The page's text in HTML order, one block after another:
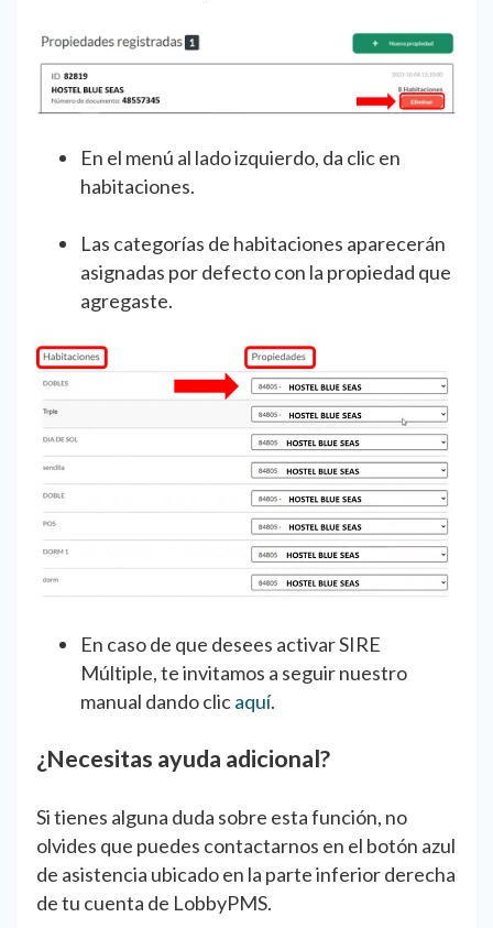
En el menú al lado izquierdo, da clic en
habitaciones.
Las categorías de habitaciones aparecerán
asignadas por defecto con la propiedad que
agregaste.
En caso de que desees activar SIRE
Múltiple, te invitamos a seguir nuestro
manual dando clicaquí.
¿Necesitas ayuda adicional?
Si tienes alguna duda sobre esta función, no
olvides que puedes contactarnos en el botón azul
de asistencia ubicado en la parte inferior derecha
de tu cuenta de LobbyPMS.